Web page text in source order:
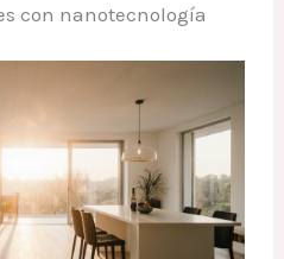
con nanotecnología